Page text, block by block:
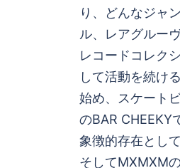
り、どんなジャ
ル、レアグルー
レコードコレク
して活動を続け
始め、スケート
のBAR CHEEKY
象徴的存在とし
そしてMXMXM